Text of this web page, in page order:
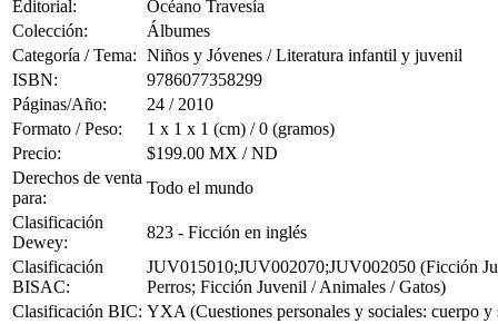
Editorial:
Océano Travesía
Colección:
Álbumes
Categoría / Tema: Niños y Jóvenes / Literatura infantil y juvenil
ISBN:
9786077358299
Páginas/Año:
24 / 2010
Formato / Peso:
1 x 1 x 1 (cm) / 0 (gramos)
Precio:
$199.00 MX / ND
Derechos de venta
para:
Todo el mundo
Clasificación
Dewey:
823 - Ficción en inglés
Clasificación
BISAC:
JUV015010;JUV002070;JUV002050 (Ficción
Perros; Ficción Juvenil / Animales / Gatos)
Clasificación BIC: YXA (Cuestiones personales y sociales: cuerpo